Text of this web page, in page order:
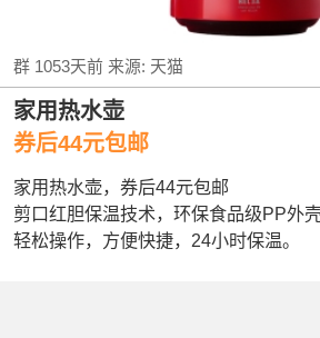
群 1053天前来源: 天猫
家用热水壶
券后44元包邮
家用热水壶，券后44元包邮
剪口红胆保温技术，环保食品级PP外
轻松操作，方便快捷，24小时保温。